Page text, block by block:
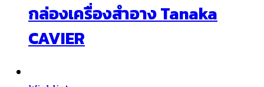
กล่องเครื่องสำอาง Tanaka
CAVIER